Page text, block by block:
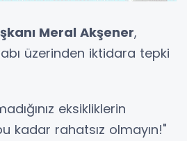
Meral Akşener,
üzerinden iktidara tepki
eksikliklerin
kadar rahatsız olmayın!"